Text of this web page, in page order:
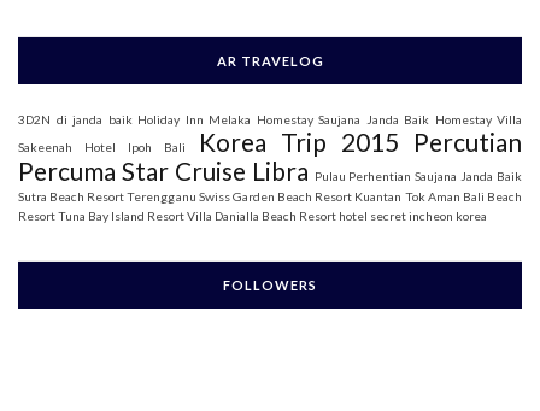
AR TRAVELOG
3D2N di janda baik Holiday Inn Melaka Homestay Saujana Janda Baik Homestay Villa
Sakeenah
Hotel Ipoh Bali Korea Trip 2015 Percutian
Percuma Star Cruise Libra Pulau Perhentian Saujana Janda Baik
Sutra Beach Resort Terengganu Swiss Garden Beach Resort Kuantan Tok Aman Bali Beach
ResortTuna Bay Island ResortVilla Danialla Beach Resort hotel secret incheon korea
FOLLOWERS